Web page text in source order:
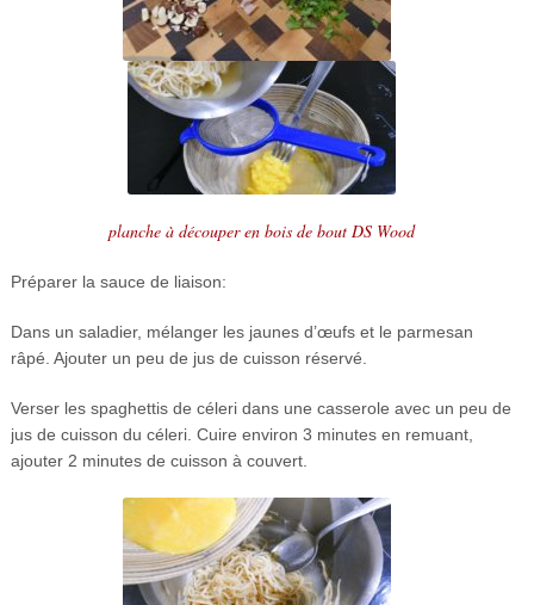
planche à découper en bois de bout DS Wood
Préparer la sauce de liaison:
Dans un saladier, mélanger les jaunes d’œufs et le parmesan
râpé. Ajouter un peu de jus de cuisson réservé.
Verser les spaghettis de céleri dans une casserole avec un peu de
jus de cuisson du céleri. Cuire environ 3 minutes en remuant,
ajouter 2 minutes de cuisson à couvert.